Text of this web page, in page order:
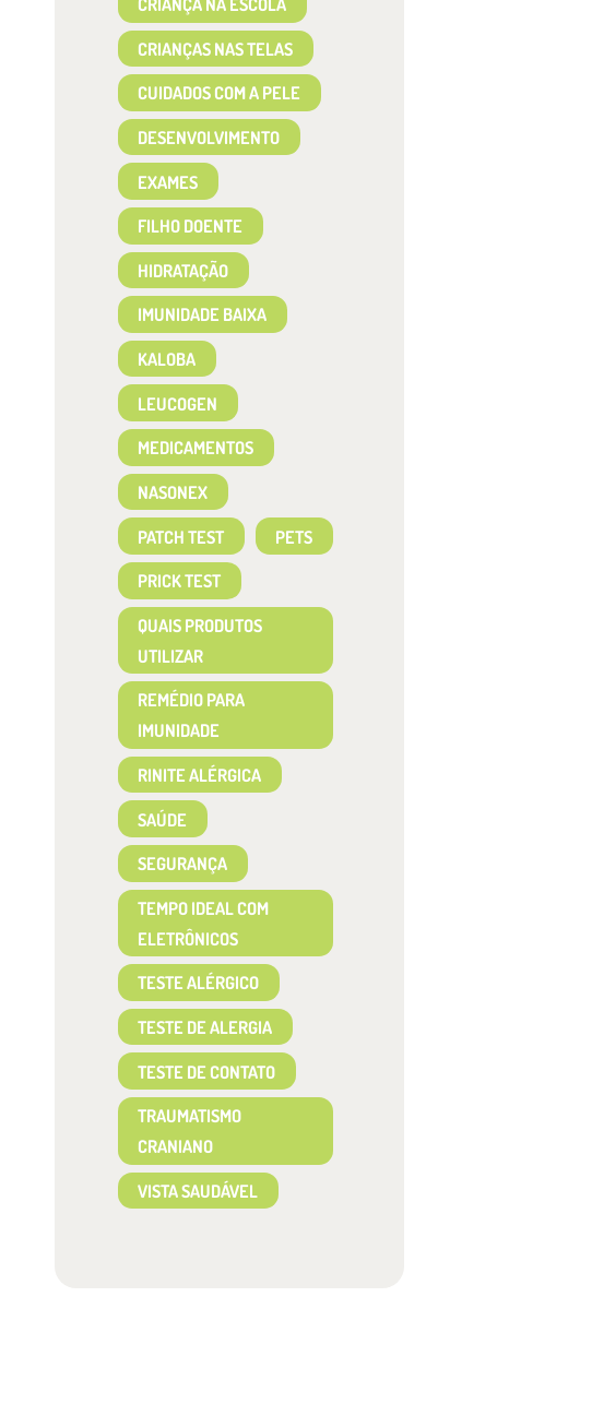
CRIANÇA NA ESCOLA
CRIANÇAS NAS TELAS
CUIDADOS COM A PELE
DESENVOLVIMENTO
EXAMES
FILHO DOENTE
HIDRATAÇÃO
IMUNIDADE BAIXA
KALOBA
LEUCOGEN
MEDICAMENTOS
NASONEX
PATCH TEST PETS
PRICK TEST
QUAIS PRODUTOS
UTILIZAR
REMÉDIO PARA
IMUNIDADE
RINITE ALÉRGICA
SAÚDE
SEGURANÇA
TEMPO IDEAL COM
ELETRÔNICOS
TESTE ALÉRGICO
TESTE DE ALERGIA
TESTE DE CONTATO
TRAUMATISMO
CRANIANO
VISTA SAUDÁVEL